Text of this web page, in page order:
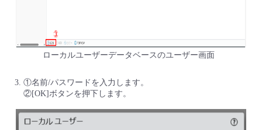
ローカルユーザーデータベースのユーザー画面
①名前/パスワードを入力します。
②[OK]ボタンを押下します。